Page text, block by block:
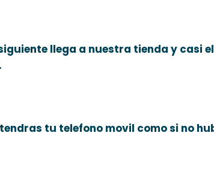
llega a nuestra tienda y casi
tendras tu telefono movil como si no